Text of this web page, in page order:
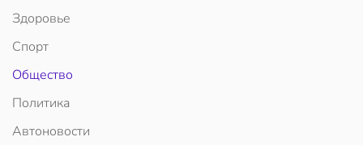
Здоровье
Спорт
Общество
Политика
Автоновости